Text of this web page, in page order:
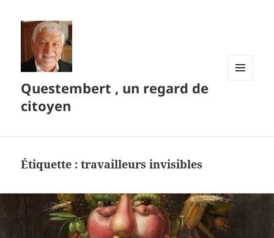
Questembert , un regard de
citoyen
Étiquette :travailleurs invisibles